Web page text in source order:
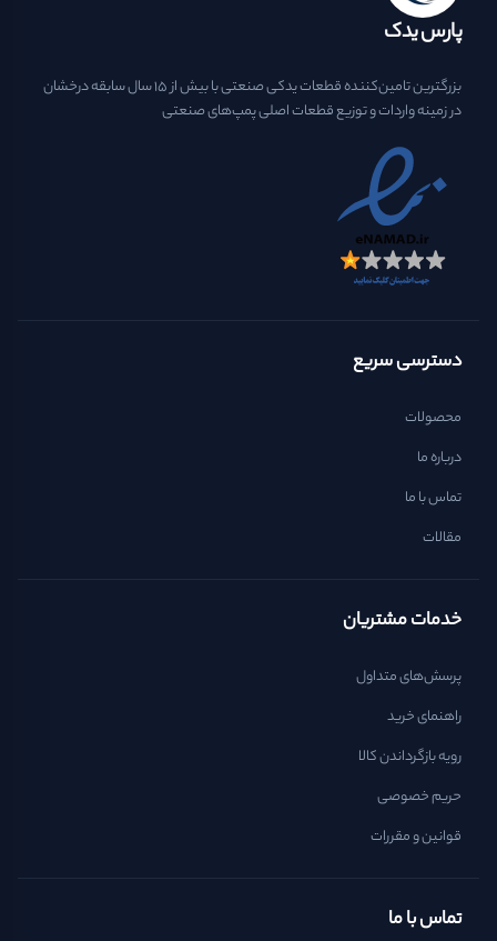
پارس یدک
بزرگترین تامین‌کننده قطعات یدکی صنعتی با بیش از ۱۵ سال سابقه درخشان
در زمینه واردات و توزیع قطعات اصلی پمپ‌های صنعتی
دسترسی سریع
محصولات
درباره ما
تماس با ما
مقالات
خدمات مشتریان
پرسش‌های متداول
راهنمای خرید
رویه بازگرداندن کالا
حریم خصوصی
قوانین و مقررات
تماس با ما